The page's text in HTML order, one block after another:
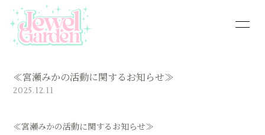
CALENDAR
PROFILE
≪宮瀬みかの活動に関するお知らせ≫
2025.12.11
≪宮瀬みかの活動に関するお知らせ≫